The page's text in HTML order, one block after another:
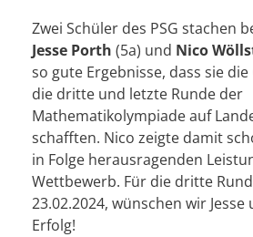
Zwei Schüler des PSG stachen
Jesse Porth (5a) und Nico
so gute Ergebnisse, dass sie
die dritte und letzte Runde der
Mathematikolympiade auf
schafften. Nico zeigte damit
in Folge herausragenden
Wettbewerb. Für die dritte
23.02.2024, wünschen wir Jesse
Erfolg!